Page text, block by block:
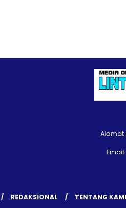
Alamat
REDAKSIONAL TENTANG KAMI